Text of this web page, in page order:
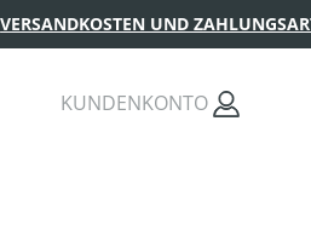
VERSANDKOSTEN UND
KUNDENKONTO